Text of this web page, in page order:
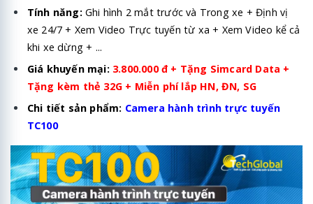
Tính năng:Ghi hình 2 mắt trước và Trong xe + Định vị
xe 24/7 + Xem Video Trực tuyến từ xa + Xem Video kể cả
khi xe dừng + ...
Giá khuyến mại: 3.800.000 đ + Tặng Simcard Data +
Tặng kèm thẻ 32G + Miễn phí lắp HN, ĐN, SG
Chi tiết sản phẩm: Camera hành trình trực tuyến
TC100